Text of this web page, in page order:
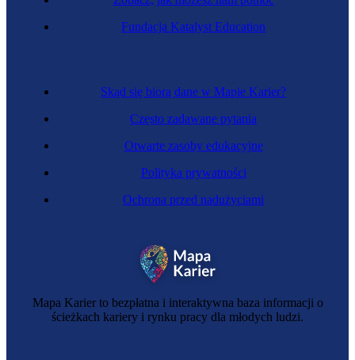
Instruktorka sztuki walki
Instruktorka tańca
Mapa Karier to bezpłatna i interaktywna baza informacji o
ścieżkach kariery i rynku pracy dla młodych ludzi.
Skąd się biorą dane w Mapie Karier?
Często zadawane pytania
Otwarte zasoby edukacyjne
Polityka prywatności
Ochrona przed nadużyciami
Fundacja Katalyst Education